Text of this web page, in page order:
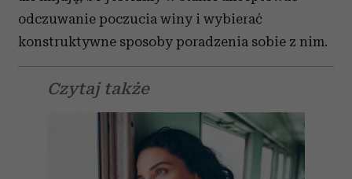
odczuwanie poczucia winy i wybierać
konstruktywne sposoby poradzenia sobie z nim.
Czytaj także